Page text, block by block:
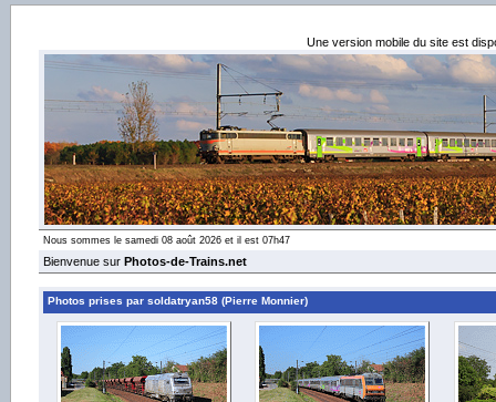
Une version mobile du site est
Nous sommes le samedi 08 août 2026 et il est 07h47
Bienvenue sur Photos-de-Trains.net
Photos prises par soldatryan58 (Pierre Monnier)